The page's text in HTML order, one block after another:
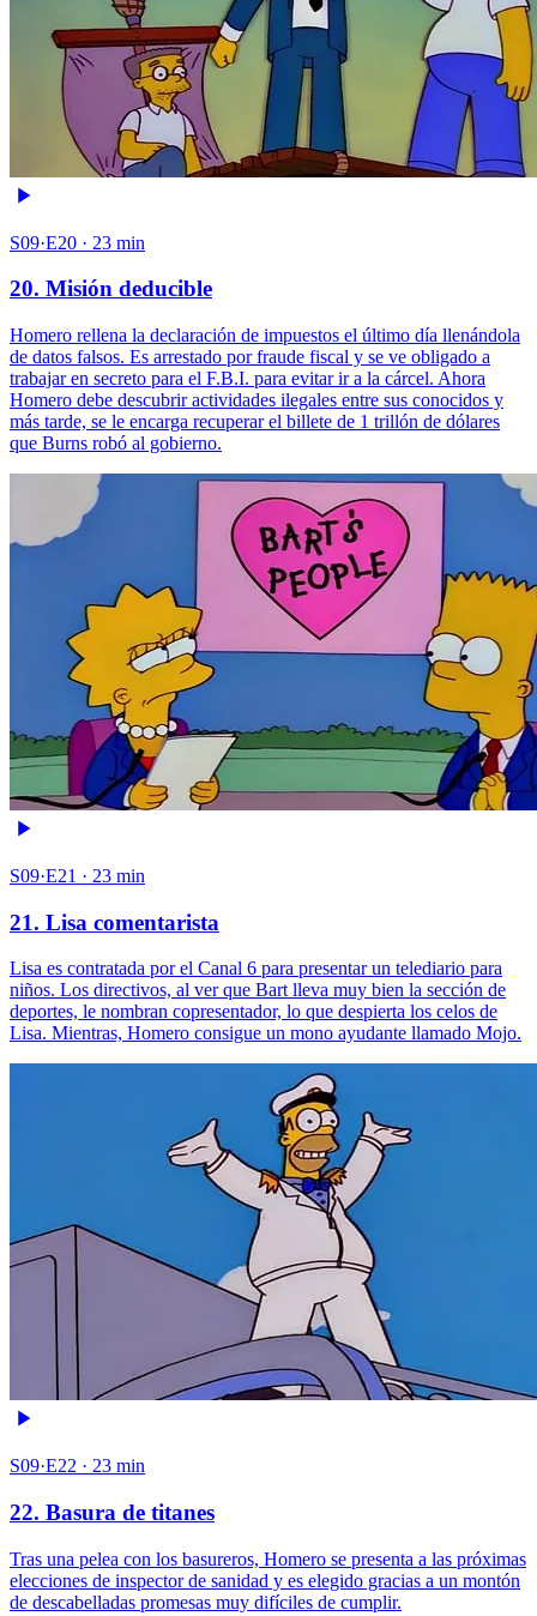
S09·E20 · 23 min
20. Misión deducible
Homero rellena la declaración de impuestos el último día llenándola
de datos falsos. Es arrestado por fraude fiscal y se ve obligado a
trabajar en secreto para el F.B.I. para evitar ir a la cárcel. Ahora
Homero debe descubrir actividades ilegales entre sus conocidos y
más tarde, se le encarga recuperar el billete de 1 trillón de dólares
que Burns robó al gobierno.
S09·E21 · 23 min
21. Lisa comentarista
Lisa es contratada por el Canal 6 para presentar un telediario para
niños. Los directivos, al ver que Bart lleva muy bien la sección de
deportes, le nombran copresentador, lo que despierta los celos de
Lisa. Mientras, Homero consigue un mono ayudante llamado Mojo.
S09·E22 · 23 min
22. Basura de titanes
Tras una pelea con los basureros, Homero se presenta a las próximas
elecciones de inspector de sanidad y es elegido gracias a un montón
de descabelladas promesas muy difíciles de cumplir.